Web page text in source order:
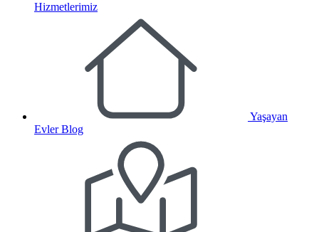
Hizmetlerimiz
Yaşayan
Evler Blog